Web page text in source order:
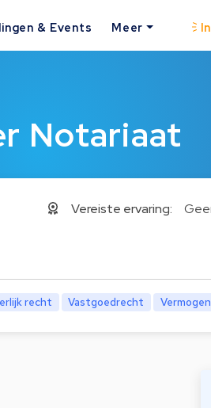
& Events Meer
Notariaat
Vereiste ervaring:
recht Vastgoedrecht